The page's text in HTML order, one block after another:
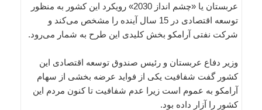
عربستان یا «چشم انداز 2030» رویکرد این کشور به منظور
توسعه اقتصادی در 15 سال آینده را مشخص می‌کند و
شرکت نفتی آرامکو بخش کلیدی این طرح به شمار می‌رود.
وزیر دفاع عربستان و رئیس صندوق توسعه اقتصادی این
کشور گفت شفافیت یکی از فواید عرضه بخشی از سهام
آرامکو به عموم است زیرا عدم شفافیت تا کنون مردم این
کشور را آزار داده بود.